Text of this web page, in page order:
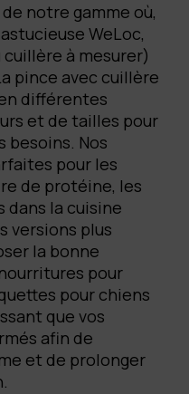
notre gamme où,
WeLoc,
à mesurer)
pince avec cuillère
différentes
et de tailles pour
besoins. Nos
pour les
de protéine, les
dans la cuisine
versions plus
la bonne
pour
pour chiens
que vos
afin de
et de prolonger